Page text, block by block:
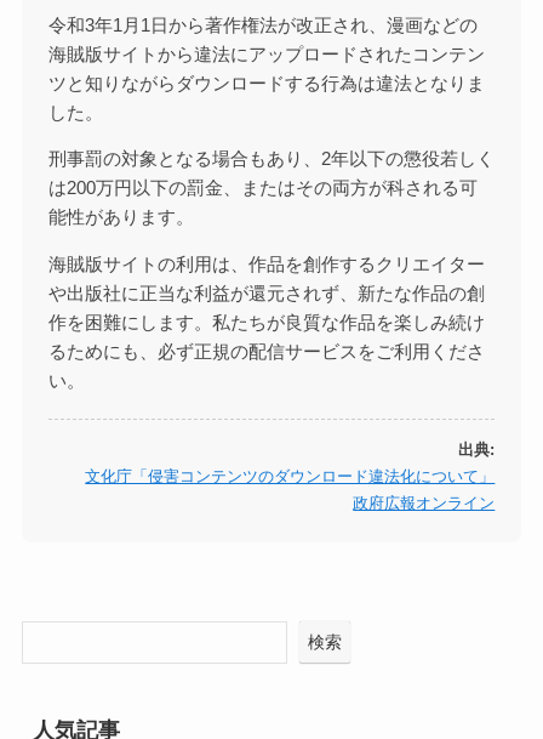
令和3年1月1日から著作権法が改正され、漫画などの
海賊版サイトから違法にアップロードされたコンテン
ツと知りながらダウンロードする行為は違法となりま
した。
刑事罰の対象となる場合もあり、2年以下の懲役若しく
は200万円以下の罰金、またはその両方が科される可
能性があります。
海賊版サイトの利用は、作品を創作するクリエイター
や出版社に正当な利益が還元されず、新たな作品の創
作を困難にします。私たちが良質な作品を楽しみ続け
るためにも、必ず正規の配信サービスをご利用くださ
い。
出典:
文化庁「侵害コンテンツのダウンロード違法化について」
政府広報オンライン
検索
人気記事